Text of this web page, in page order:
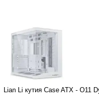
Lian Li кутия Case ATX - O11